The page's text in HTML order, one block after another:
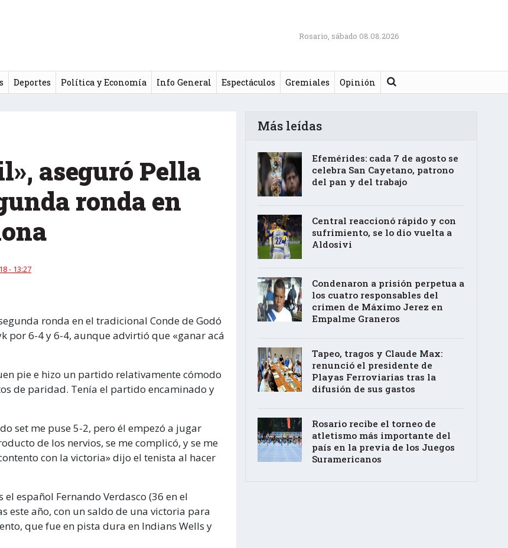
Rosario, sábado 08.08.2026
Deportes Política y Economía Info General Espectáculos Gremiales Opinión Buscar
aseguró Pella
ronda en
- 13:27
ronda en el tradicional Conde de Godó
por 6-4 y 6-4, aunque advirtió que «ganar acá
pie e hizo un partido relativamente cómodo
de paridad. Tenía el partido encaminado y
set me puse 5-2, pero él empezó a jugar
de los nervios, se me complicó, y se me
con la victoria» dijo el tenista al hacer
español Fernando Verdasco (36 en el
este año, con un saldo de una victoria para
que fue en pista dura en Indians Wells y
Más leídas
Efemérides: cada 7 de agosto se
celebra San Cayetano, patrono
del pan y del trabajo
Central reaccionó rápido y con
sufrimiento, se lo dio vuelta a
Aldosivi
Condenaron a prisión perpetua a
los cuatro responsables del
crimen de Máximo Jerez en
Empalme Graneros
Tapeo, tragos y Claude Max:
renunció el presidente de
Playas Ferroviarias tras la
difusión de sus gastos
Rosario recibe el torneo de
atletismo más importante del
país en la previa de los Juegos
Suramericanos